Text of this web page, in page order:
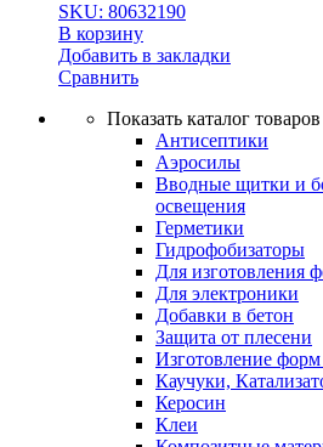
SKU: 80632190
В корзину
Добавить в закладки
Сравнить
Показать каталог товаров
Антисептики
Аэросилы
Вводные щитки и
освещения
Герметики
Гидрофобизаторы
Для изготовления
Для электроники
Добавки в бетон
Защита от плесени
Изготовление
Каучуки,
Керосин
Клеи